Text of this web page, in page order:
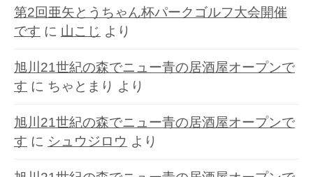
第2回亜矢とうちゃん杯パークゴルフ大会開催
です に 山こじ より
旭川21世紀の森でニュー青の居酒屋オープンで
す に ちゃとまり より
旭川21世紀の森でニュー青の居酒屋オープンで
す に シュウジロウ より